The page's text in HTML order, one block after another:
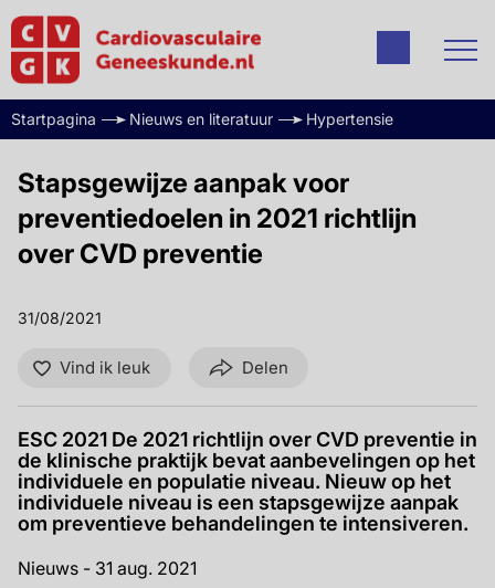
Startpagina Nieuws en literatuur Hypertensie
Stapsgewijze aanpak voor
preventiedoelen in 2021 richtlijn
over CVD preventie
31/08/2021
Vind ik leuk Delen
ESC 2021 De 2021 richtlijn over CVD preventie in
de klinische praktijk bevat aanbevelingen op het
individuele en populatie niveau. Nieuw op het
individuele niveau is een stapsgewijze aanpak
om preventieve behandelingen te intensiveren.
Nieuws - 31 aug. 2021